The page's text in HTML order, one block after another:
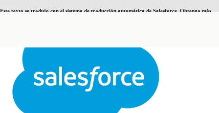
Este texto se tradujo con el sistema de traducción automática de Salesforce. Obtenga más
Cerrar Cerrar